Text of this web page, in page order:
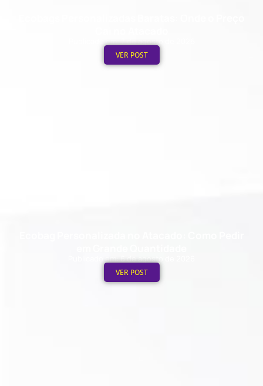
Publicado em: 7 de agosto de 2026
VER POST
Publicado em: 6 de agosto de 2026
VER POST